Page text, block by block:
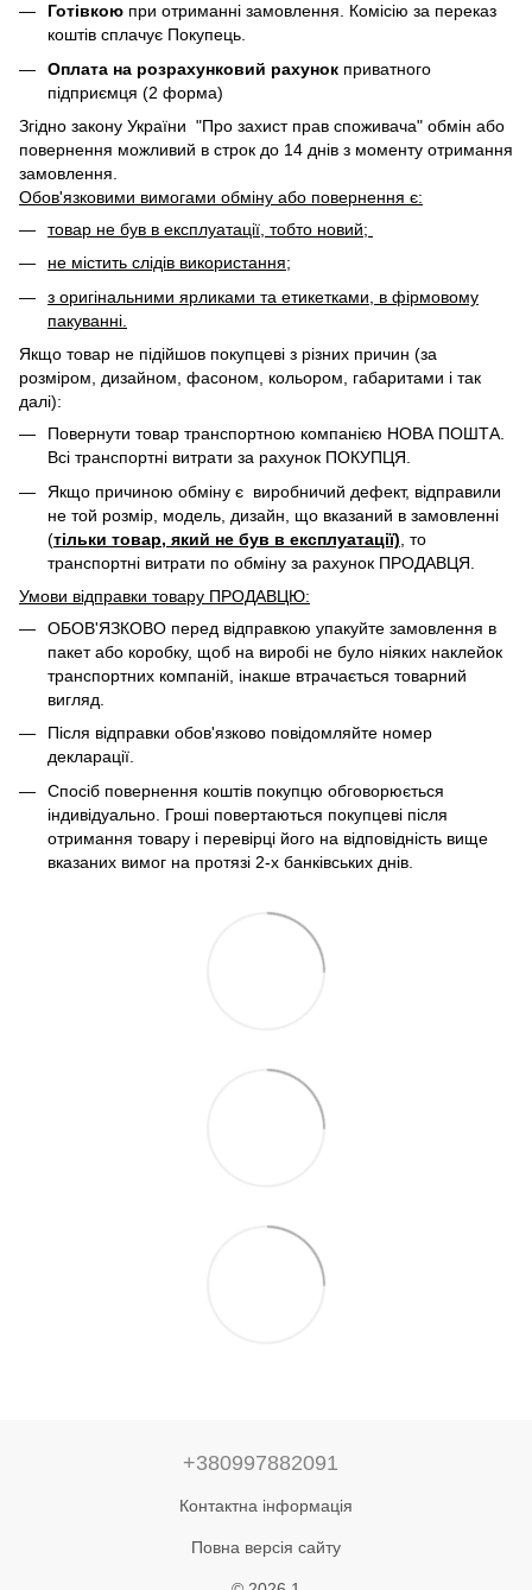
Готівкою при отриманні замовлення. Комісію за переказ
коштів сплачує Покупець.
Оплата на розрахунковий рахунок приватного
підприємця (2 форма)
Згідно закону України "Про захист прав споживача" обмін або
повернення можливий в строк до 14 днів з моменту отримання
замовлення.
Обов'язковими вимогами обміну або повернення є:
товар не був в експлуатації, тобто новий;
не містить слідів використання;
з оригінальними ярликами та етикетками, в фірмовому
пакуванні.
Якщо товар не підійшов покупцеві з різних причин (за
розміром, дизайном, фасоном, кольором, габаритами і так
далі):
Повернути товар транспортною компанією НОВА ПОШТА.
Всі транспортні витрати за рахунок ПОКУПЦЯ.
Якщо причиною обміну є виробничий дефект, відправили
не той розмір, модель, дизайн, що вказаний в замовленні
(тільки товар, який не був в експлуатації) , то
транспортні витрати по обміну за рахунок ПРОДАВЦЯ. ​
Умови відправки товару ПРОДАВЦЮ:
ОБОВ'ЯЗКОВО перед відправкою упакуйте замовлення в
пакет або коробку, щоб на виробі не було ніяких наклейок
транспортних компаній, інакше втрачається товарний
вигляд.
Після відправки обов'язково повідомляйте номер
декларації.
Спосіб повернення коштів покупцю обговорюється
індивідуально. Гроші повертаються покупцеві після
отримання товару і перевірці його на відповідність вище
вказаних вимог на протязі 2-х банківських днів.
+380997882091
Контактна інформація
Повна версія сайту